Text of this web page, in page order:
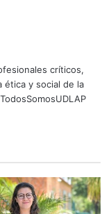
críticos,
ética y social de la